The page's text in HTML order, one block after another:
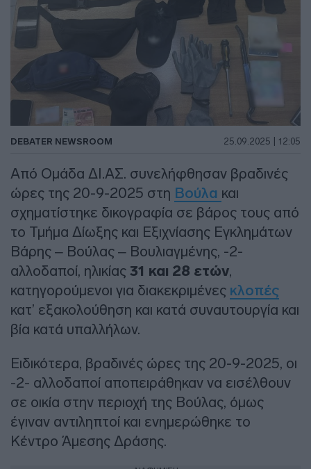
DEBATER NEWSROOM 25.09.2025 | 12:05
Από Ομάδα ΔΙ.ΑΣ. συνελήφθησαν βραδινές
ώρες της 20-9-2025 στη Βούλα και
σχηματίστηκε δικογραφία σε βάρος τους από
το Τμήμα Δίωξης και Εξιχνίασης Εγκλημάτων
Βάρης – Βούλας – Βουλιαγμένης, -2-
αλλοδαποί, ηλικίας 31 και 28 ετών,
κατηγορούμενοι για διακεκριμένες κλοπές
κατ’ εξακολούθηση και κατά συναυτουργία και
βία κατά υπαλλήλων.
Ειδικότερα, βραδινές ώρες της 20-9-2025, οι
-2- αλλοδαποί αποπειράθηκαν να εισέλθουν
σε οικία στην περιοχή της Βούλας, όμως
έγιναν αντιληπτοί και ενημερώθηκε το
Κέντρο Άμεσης Δράσης.